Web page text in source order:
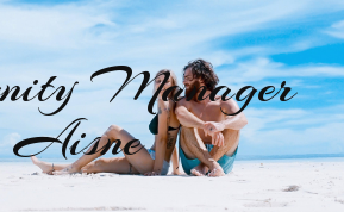
Manager
Aisne